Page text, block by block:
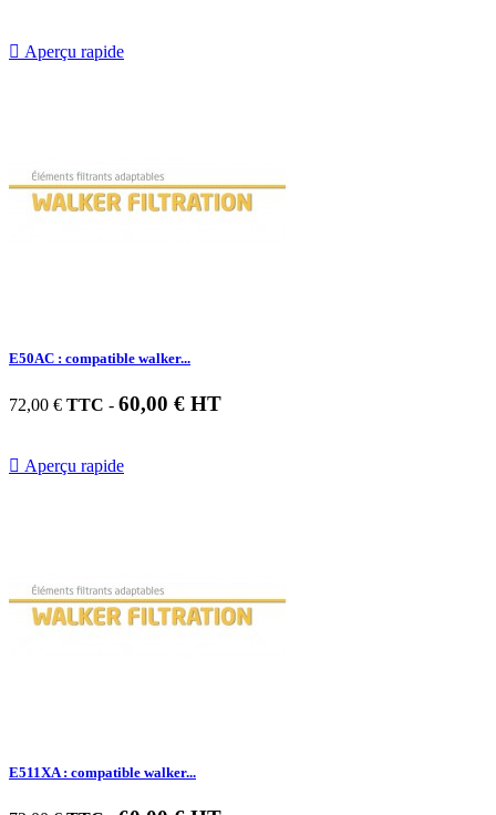
 Aperçu rapide
E50AC : compatible walker...
72,00 € TTC - 60,00 € HT
 Aperçu rapide
E511XA : compatible walker...